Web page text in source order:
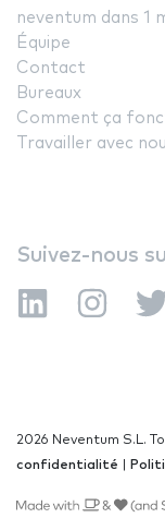
neventum dans 1
Équipe
Contact
Bureaux
Comment ça
Travailler avec
Suivez-nous
2026 Neventum S.L.
confidentialité